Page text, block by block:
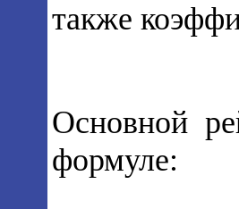
также
Основной
формуле: